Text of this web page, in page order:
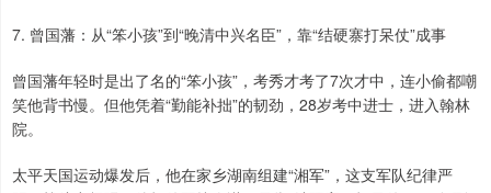
7. 曾国藩：从“笨小孩”到“晚清中兴名臣”，靠“结硬寨打呆仗”成事
曾国藩年轻时是出了名的“笨小孩”，考秀才考了7次才中，连小偷都嘲
笑他背书慢。但他凭着“勤能补拙”的韧劲，28岁考中进士，进入翰林
院。
太平天国运动爆发后，他在家乡湖南组建“湘军”，这支军队纪律严